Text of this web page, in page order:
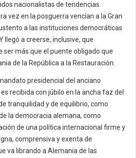
nacionalistas de tendencias
vez en la posguerra vencían a la Gran
a las instituciones democráticas
llegó a creerse, inclusive, que
ser más que el puente obligado que
de la República a la Restauración.
presidencial del anciano
recibida con júbilo en la ancha faz del
tranquilidad y de equilibrio, como
la democracia alemana, como
de una política internacional firme y
comprensiva y exenta de
va librando a Alemania de las